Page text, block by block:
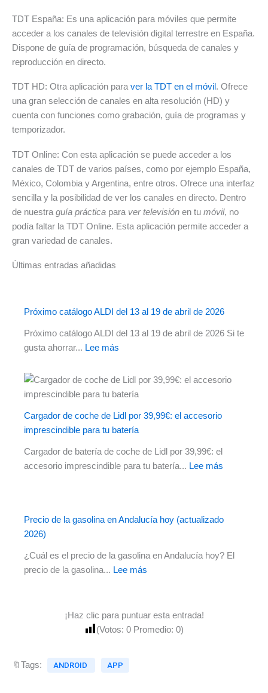
TDT España: Es una aplicación para móviles que permite
acceder a los canales de televisión digital terrestre en España.
Dispone de guía de programación, búsqueda de canales y
reproducción en directo.
TDT HD: Otra aplicación paraver la TDT en el móvil . Ofrece
una gran selección de canales en alta resolución (HD) y
cuenta con funciones como grabación, guía de programas y
temporizador.
TDT Online: Con esta aplicación se puede acceder a los
canales de TDT de varios países, como por ejemplo España,
México, Colombia y Argentina, entre otros. Ofrece una interfaz
sencilla y la posibilidad de ver los canales en directo. Dentro
de nuestra guía práctica para ver televisión en tu móvil, no
podía faltar la TDT Online. Esta aplicación permite acceder a
gran variedad de canales.
Últimas entradas añadidas
Próximo catálogo ALDI del 13 al 19 de abril de 2026
Próximo catálogo ALDI del 13 al 19 de abril de 2026 Si te
gusta ahorrar... Lee más
catálogo
ALDI
13
al
Cargador de coche de Lidl por 39,99€: el accesorio
imprescindible para tu batería
Cargador de batería de coche de Lidl por 39,99€: el
accesorio imprescindible para tu batería... Lee más
de
por
Precio de la gasolina en Andalucía hoy (actualizado
2026)
¿Cuál es el precio de la gasolina en Andalucía hoy? El
precio de la gasolina... Lee más
la
gasolina
¡Haz clic para puntuar esta entrada!
(Votos: 0 Promedio: 0)
🔖Tags: ANDROID APP